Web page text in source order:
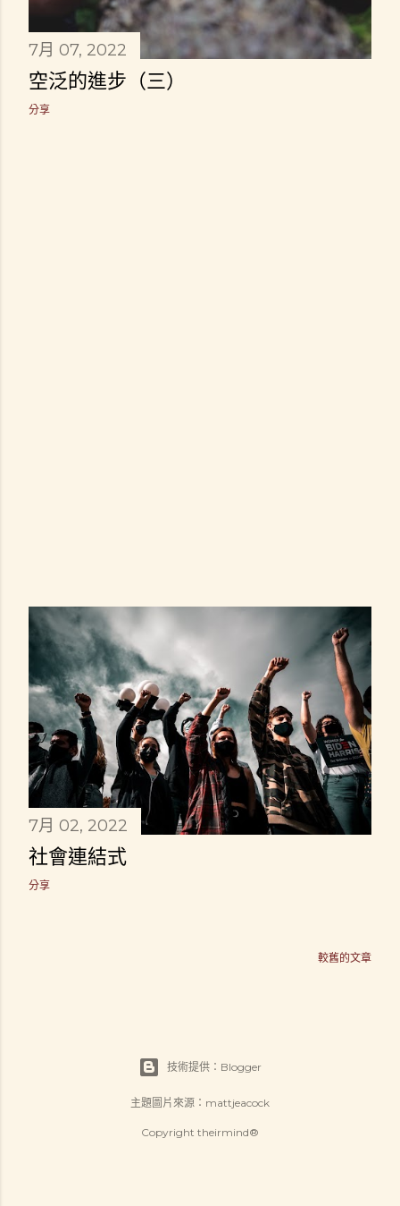
7月 07, 2022
空泛的進步（三）
分享
7月 02, 2022
社會連結式
分享
較舊的文章
技術提供：Blogger
主題圖片來源： mattjeacock
Copyright theirmind®